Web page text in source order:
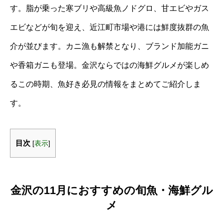
す。脂が乗った寒ブリや高級魚ノドグロ、甘エビやガス
エビなどが旬を迎え、近江町市場や港には鮮度抜群の魚
介が並びます。カニ漁も解禁となり、ブランド加能ガニ
や香箱ガニも登場。金沢ならではの海鮮グルメが楽しめ
るこの時期、魚好き必見の情報をまとめてご紹介しま
す。
目次 [表示]
金沢の11月におすすめの旬魚・海鮮グル
メ